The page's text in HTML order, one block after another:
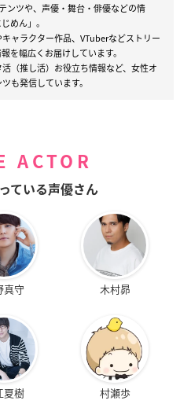
ンツや、声優・舞台・俳優などの情
めん」。
ャラクター作品、VTuberなどストリー
を幅広くお届けしています。
（推し活）お役立ち情報など、女性オ
も発信しています。
ACTOR
ている声優さん
真守 木村昴
夏樹 村瀬歩